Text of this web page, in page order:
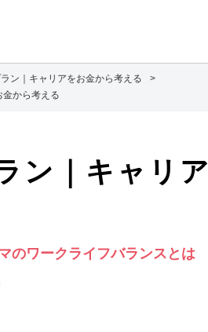
ン｜キャリアをお金から考える
金から考える
ン｜キャリア
のワークライフバランスとは